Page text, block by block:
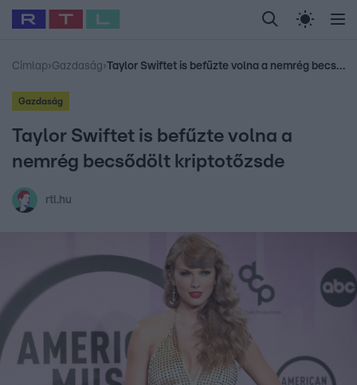
Legfrissebb RTL Híradó Randi Celeb vagyok,
Babits Marcella Most Wanted Gallusz
Címlap›Gazdaság› Taylor Swiftet is befűzte volna a nemrég becsődölt kriptotőzsde
Gazdaság
Taylor Swiftet is befűzte volna a
nemrég becsődölt kriptotőzsde
rtl.hu